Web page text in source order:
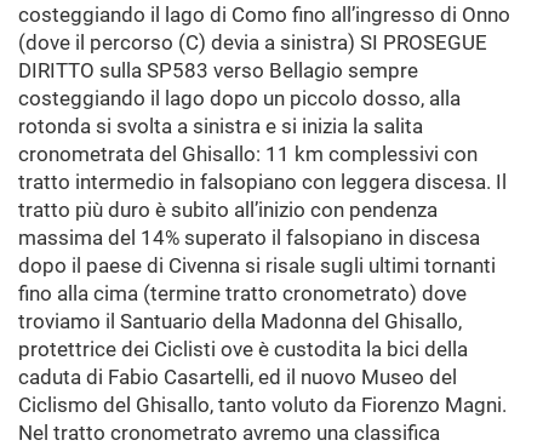
costeggiando il lago di Como fino all’ingresso di Onno
(dove il percorso (C) devia a sinistra) SI PROSEGUE
DIRITTO sulla SP583 verso Bellagio sempre
costeggiando il lago dopo un piccolo dosso, alla
rotonda si svolta a sinistra e si inizia la salita
cronometrata del Ghisallo: 11 km complessivi con
tratto intermedio in falsopiano con leggera discesa. Il
tratto più duro è subito all’inizio con pendenza
massima del 14% superato il falsopiano in discesa
dopo il paese di Civenna si risale sugli ultimi tornanti
fino alla cima (termine tratto cronometrato) dove
troviamo il Santuario della Madonna del Ghisallo,
protettrice dei Ciclisti ove è custodita la bici della
caduta di Fabio Casartelli, ed il nuovo Museo del
Ciclismo del Ghisallo, tanto voluto da Fiorenzo Magni.
Nel tratto cronometrato avremo una classifica